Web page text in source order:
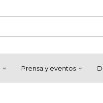
Prensa y eventos